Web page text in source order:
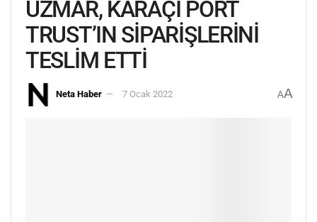
UZMAR, KARAÇİ PORT
TRUST’IN SİPARİŞLERİNİ
TESLİM ETTİ
Neta Haber 7 Ocak 2022 AA